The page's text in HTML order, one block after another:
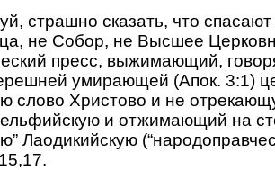
страшно сказать, что
не Собор, не Высшее
пресс, выжимающий,
умирающей (Апок. 3:1)
слово Христово и не
и отжимающий на
Лаодикийскую